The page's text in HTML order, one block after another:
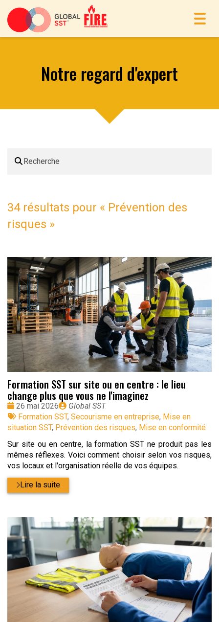
Notre regard d'expert
34 résultats pour « Prévention des
risques »
Formation SST sur site ou en centre : le lieu
change plus que vous ne l'imaginez
Date
:
26 mai 2026
Publié
par
Global SST
Tags
:
Formation SST, Secourisme en entreprise, Mise en
situation SST, Prévention des risques, Mise en conformité
Sur site ou en centre, la formation SST ne produit pas les
mêmes réflexes. Voici comment choisir selon vos risques,
vos locaux et l'organisation réelle de vos équipes.
Lire la suite